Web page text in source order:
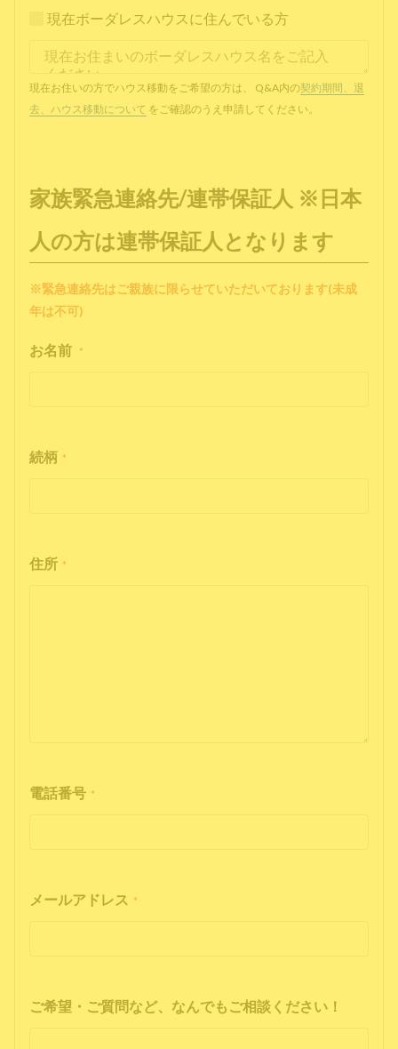
現在ボーダレスハウスに住んでいる方
現在お住いの方でハウス移動をご希望の方は、 Q&A内の契約期間、退
去、ハウス移動について をご確認のうえ申請してください。
家族緊急連絡先/連帯保証人 ※日本
人の方は連帯保証人となります
※緊急連絡先はご親族に限らせていただいております(未成
年は不可)
お名前 *
続柄 *
住所 *
電話番号 *
メールアドレス *
ご希望・ご質問など、なんでもご相談ください！